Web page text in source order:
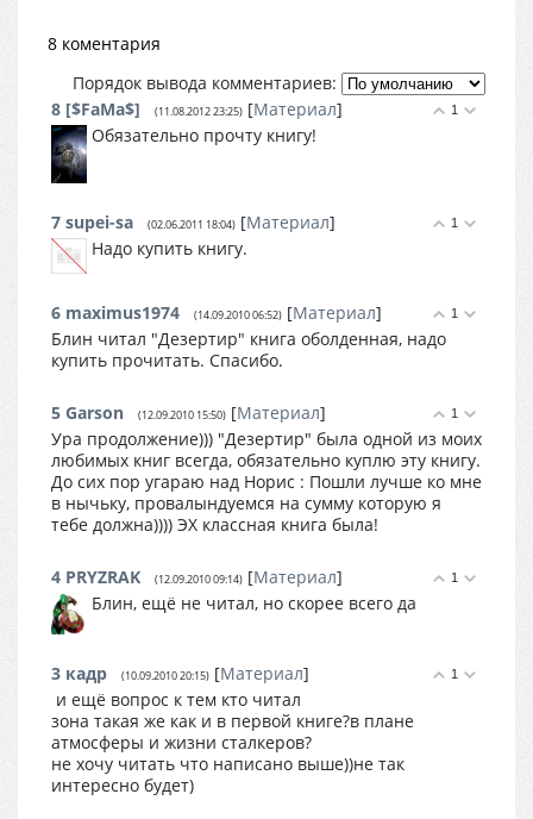
8 коментария
Порядок вывода комментариев:
1
8 [$FaMa$] (11.08.2012 23:25) [Материал]
Обязательно прочту книгу!
1
7 supei-sa (02.06.2011 18:04) [Материал]
Надо купить книгу.
1
6 maximus1974 (14.09.2010 06:52) [Материал]
Блин читал "Дезертир" книга оболденная, надо
купить прочитать. Спасибо.
1
5 Garson (12.09.2010 15:50) [Материал]
Ура продолжение))) "Дезертир" была одной из моих
любимых книг всегда, обязательно куплю эту книгу.
До сих пор угараю над Норис : Пошли лучше ко мне
в нычьку, провалындуемся на сумму которую я
тебе должна)))) ЭХ классная книга была!
1
4 PRYZRAK (12.09.2010 09:14) [Материал]
Блин, ещё не читал, но скорее всего да
1
3 кадр (10.09.2010 20:15) [Материал]
и ещё вопрос к тем кто читал
зона такая же как и в первой книге?в плане
атмосферы и жизни сталкеров?
не хочу читать что написано выше))не так
интересно будет)